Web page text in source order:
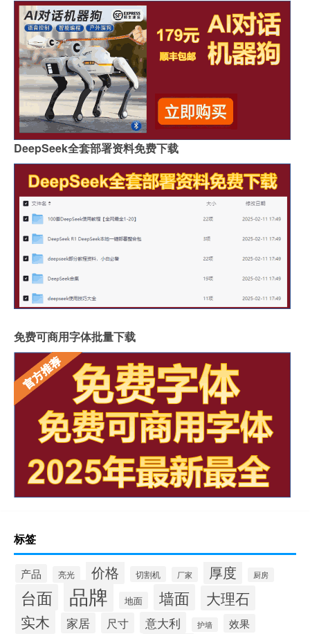
贵阳鱼肚金岩板茶几价格
浙江黑色的岩板叫什么
哪里买岩板茶几便宜的
岩板吊顶怎么贴瓷砖好看
哪个品牌岩板是真的白
原木岩板沙发效果图
人工花岗石和岩板哪个好
佛山著名岩板市场在哪里
桌子用哑光岩板好吗
郑州品牌岩板批发商
桌面怎么做成岩板墙
岩板背面没有品牌标识吗
怎么分辨岩板和岗石砖
广州岩板生产企业有哪些
圆岩板玄关壁画视频讲解
岩板可以包横梁吗图片
供应硅岩板设备哪家好用
广州进口岩板厂商有哪些
岩板贴墙用啥胶最好
岩板和地板哪个质量好些
影视墙怎么安装岩板灯
成都超薄岩板费用高吗
福建岩板拼接胶品牌排行
湖北现代岩板厂家有几种
整屋岩板装饰墙面好吗
岩板上的坐垫怎么清洁
冠珠陶瓷岩板产品介绍
重庆岩板卫浴多少钱
怎样加工岩板地台砖
瓷砖岩板连纹处理方法
揭阳西班牙岩板哪家好点
陶瓷岩板什么时候上市
岩板人造有没有辐射
春节特斯拉充电免费吗吗
全屋岩板优势
岩板高档圆茶几
岩板无损拆除方法图片
岩板茶几泡茶一体
DeepSeek全套部署资料免费下载
免费可商用字体批量下载
标签
产品 亮光 价格 切割机 厂家 厚度 厨房
台面 品牌 地面 墙面
大理石
实木
家居 尺寸 意大利 护墙 效果